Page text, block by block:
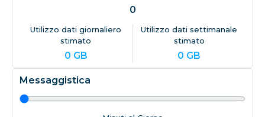
0
Utilizzo dati giornaliero
stimato
0 GB
Utilizzo dati settimanale
stimato
0 GB
Messaggistica